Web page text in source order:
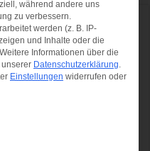
Jan Hojer ist
holt Tagessieg
während andere uns
zu verbessern.
werden (z. B. IP-
und Inhalte oder die
Weitere Informationen über die
Datenschutzerklärung.
Einstellungen widerrufen oder
für die eine Einwilligung